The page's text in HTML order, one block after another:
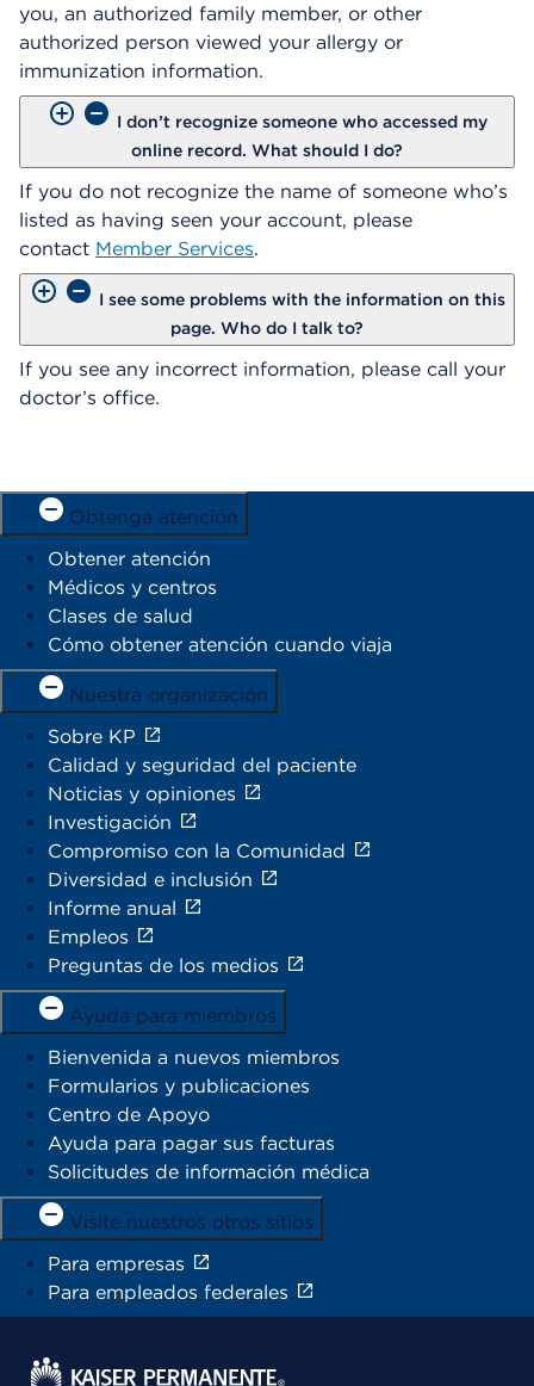
you, an authorized family member, or other
authorized person viewed your allergy or
immunization information.
I don’t recognize someone who accessed my
online record. What should I do?
If you do not recognize the name of someone who’s
listed as having seen your account, please
contact Member Services.
I see some problems with the information on this
page. Who do I talk to?
If you see any incorrect information, please call your
doctor’s office.
Obtenga atención
Obtener atención
Médicos y centros
Clases de salud
Cómo obtener atención cuando viaja
Nuestra organización
Sobre KP
Calidad y seguridad del paciente
Noticias y opiniones
Investigación
Compromiso con la Comunidad
Diversidad e inclusión
Informe anual
Empleos
Preguntas de los medios
Ayuda para miembros
Bienvenida a nuevos miembros
Formularios y publicaciones
Centro de Apoyo
Ayuda para pagar sus facturas
Solicitudes de información médica
Visite nuestros otros sitios
Para empresas
Para empleados federales